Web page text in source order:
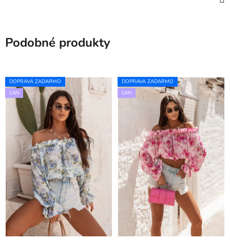
Podobné produkty
DOPRAVA ZADARMO
ĽAN
DOPRAVA ZADARMO
ĽAN